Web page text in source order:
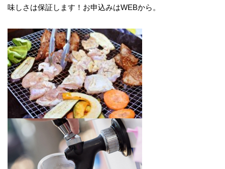
味しさは保証します！お申込みはWEBから。